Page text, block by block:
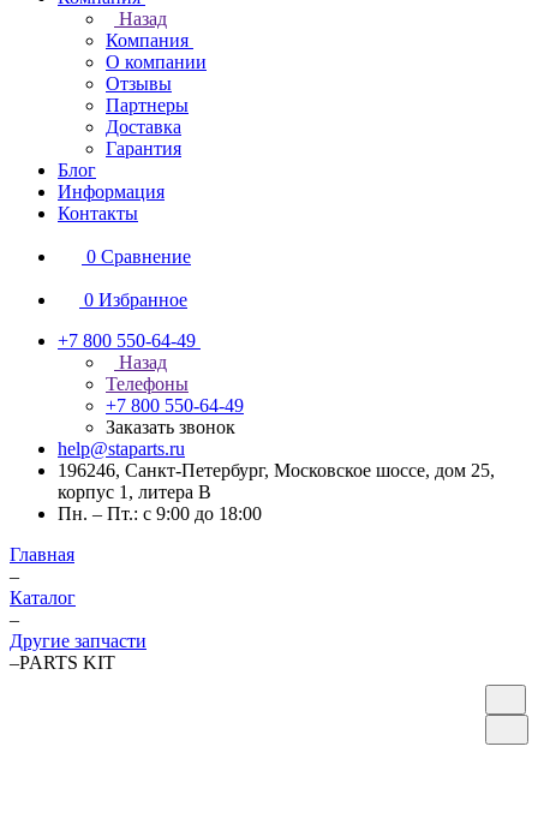
Назад
Компания
О компании
Отзывы
Партнеры
Доставка
Гарантия
Блог
Информация
Контакты
0 Сравнение
0 Избранное
+7 800 550-64-49
Назад
Телефоны
+7 800 550-64-49
Заказать звонок
help@staparts.ru
196246, Санкт-Петербург, Московское шоссе, дом 25,
корпус 1, литера В
Пн. – Пт.: с 9:00 до 18:00
Главная
–
Каталог
–
Другие запчасти
–PARTS KIT